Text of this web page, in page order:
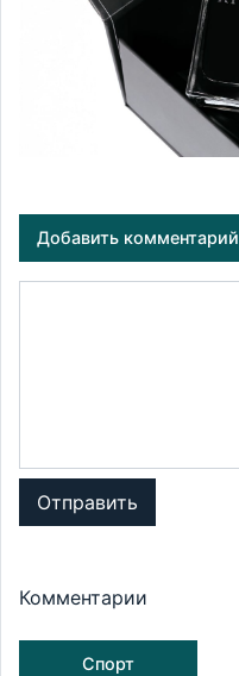
Добавить комментарий
Отправить
Комментарии
Спорт